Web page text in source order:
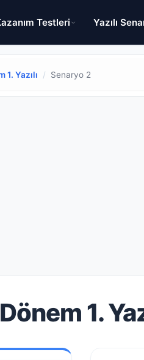
Testleri Yazılı
1. Yazılı / Senaryo 2
1.